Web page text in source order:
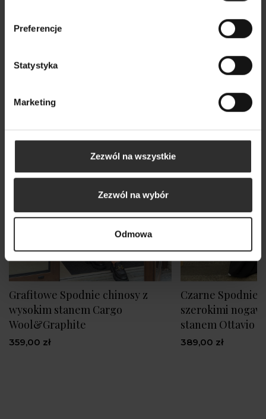
Preferencje
Statystyka
Marketing
Zezwól na wszystkie
Zezwól na wybór
Odmowa
Grafitowe Spodnie chinosy z
wysokim stanem Cargo
Wool&Graphite
359,00 zł
Czarne Spodnie
szerokimi
stanem Ottavio
389,00 zł